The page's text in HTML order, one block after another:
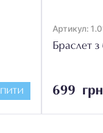
Артикул:
Браслет
699 грн